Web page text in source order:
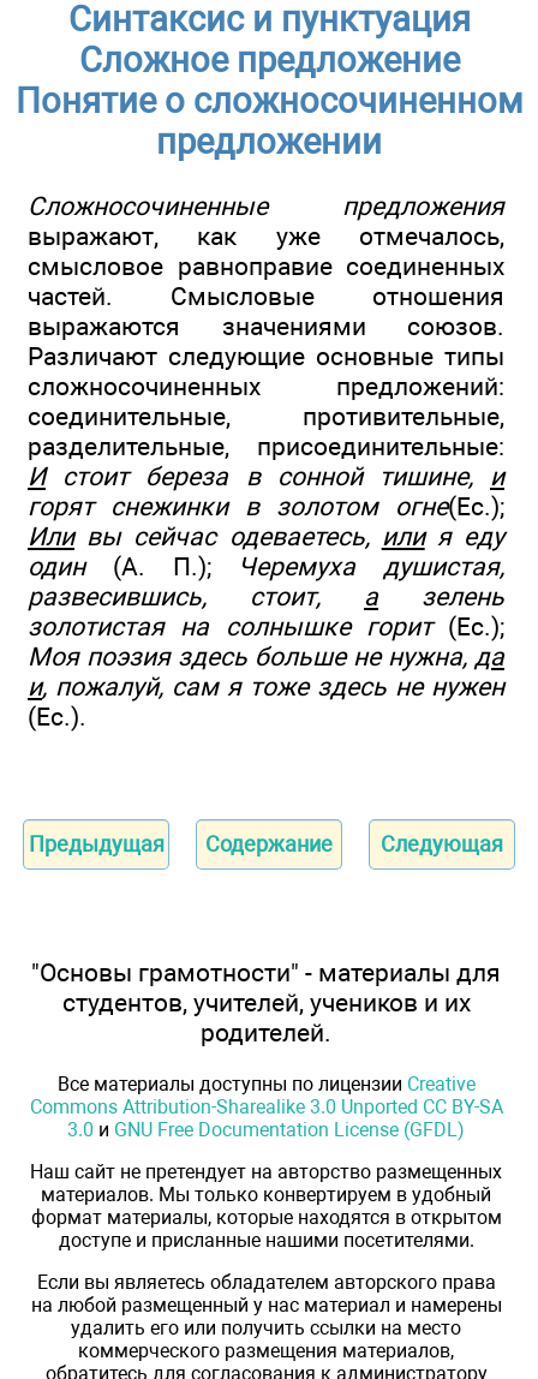
Синтаксис и пунктуация
Сложное предложение
Понятие о сложносочиненном
предложении
Сложносочиненные предложения
выражают, как уже отмечалось,
смысловое равноправие соединенных
частей. Смысловые отношения
выражаются значениями союзов.
Различают следующие основные типы
сложносочиненных предложений:
соединительные, противительные,
разделительные, присоединительные:
Истоит береза в сонной тишине, и
горят снежинки в золотом огне(Ес.);
Иливы сейчас одеваетесь, илия еду
один(А. П.);
Черемуха душистая,
развесившись, стоит, а зелень
золотистая на солнышке горит(Ес.);
Моя поэзия здесь больше не нужна, да
и, пожалуй, сам я тоже здесь не нужен
(Ес.).
Предыдущая Содержание Следующая
"Основы грамотности" - материалы для
студентов, учителей, учеников и их
родителей.
Все материалы доступны по лицензии Creative
Commons Attribution-Sharealike 3.0 Unported CC BY-SA
3.0 и GNU Free Documentation License (GFDL)
Наш сайт не претендует на авторство размещенных
материалов. Мы только конвертируем в удобный
формат материалы, которые находятся в открытом
доступе и присланные нашими посетителями.
Если вы являетесь обладателем авторского права
на любой размещенный у нас материал и намерены
удалить его или получить ссылки на место
коммерческого размещения материалов,
обратитесь для согласования к администратору